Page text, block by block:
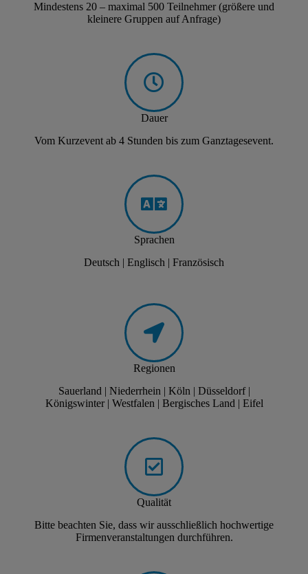
Mindestens 20 – maximal 500 Teilnehmer (größere und
kleinere Gruppen auf Anfrage)
Dauer
Vom Kurzevent ab 4 Stunden bis zum Ganztagesevent.
Sprachen
Deutsch | Englisch | Französisch
Regionen
Sauerland | Niederrhein | Köln | Düsseldorf |
Königswinter | Westfalen | Bergisches Land | Eifel
Qualität
Bitte beachten Sie, dass wir ausschließlich hochwertige
Firmenveranstaltungen durchführen.